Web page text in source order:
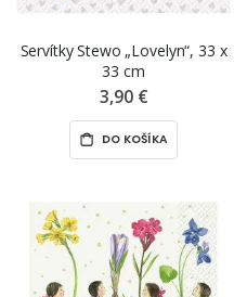
Servítky Stewo „Lovelyn“, 33 x
33 cm
3,90 €
DO KOŠÍKA